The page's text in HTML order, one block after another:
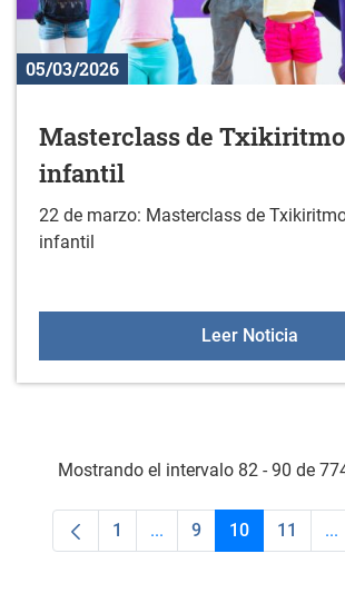
05/03/2026
Masterclass de
infantil
22 de marzo: Masterclass de
infantil
Leer Noticia
Mostrando el intervalo 82 - 90 de
Página
1 ...Páginas intermedias
Página
9 Página
10 Página
11 ...